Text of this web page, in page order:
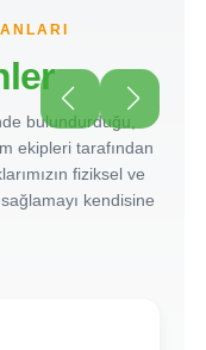
bulundurduğu,
ekipleri tarafından
fiziksel ve
kendisine